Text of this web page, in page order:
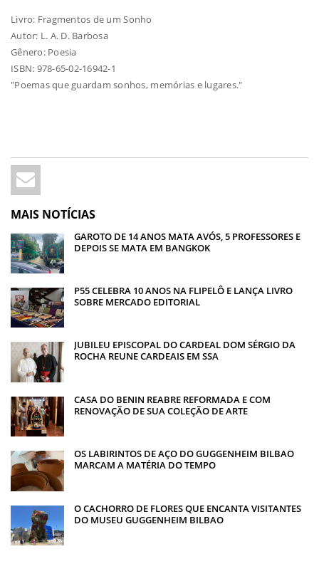
Livro: Fragmentos de um Sonho
Autor: L. A. D. Barbosa
Gênero: Poesia
ISBN: 978-65-02-16942-1
"Poemas que guardam sonhos, memórias e lugares."
MAIS NOTÍCIAS
GAROTO DE 14 ANOS MATA AVÓS, 5 PROFESSORES E
DEPOIS SE MATA EM BANGKOK
P55 CELEBRA 10 ANOS NA FLIPELÔ E LANÇA LIVRO
SOBRE MERCADO EDITORIAL
JUBILEU EPISCOPAL DO CARDEAL DOM SÉRGIO DA
ROCHA REUNE CARDEAIS EM SSA
CASA DO BENIN REABRE REFORMADA E COM
RENOVAÇÃO DE SUA COLEÇÃO DE ARTE
OS LABIRINTOS DE AÇO DO GUGGENHEIM BILBAO
MARCAM A MATÉRIA DO TEMPO
O CACHORRO DE FLORES QUE ENCANTA VISITANTES
DO MUSEU GUGGENHEIM BILBAO